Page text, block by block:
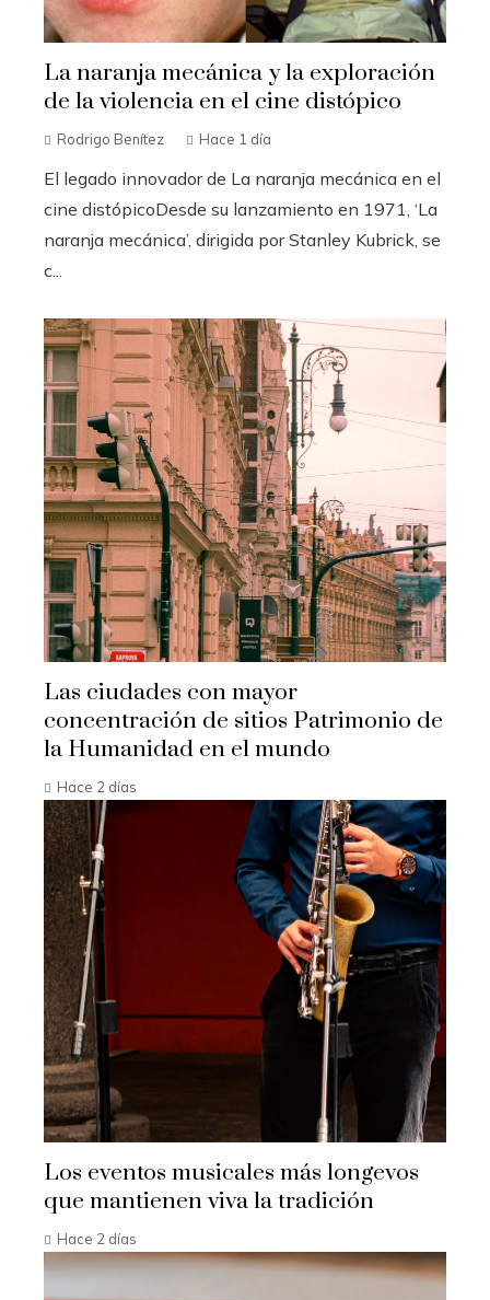
La naranja mecánica y la exploración
de la violencia en el cine distópico
Rodrigo Benítez Hace 1 día
El legado innovador de La naranja mecánica en el
cine distópicoDesde su lanzamiento en 1971, ‘La
naranja mecánica’, dirigida por Stanley Kubrick, se
c...
Las ciudades con mayor
concentración de sitios Patrimonio de
la Humanidad en el mundo
Hace 2 días
Los eventos musicales más longevos
que mantienen viva la tradición
Hace 2 días